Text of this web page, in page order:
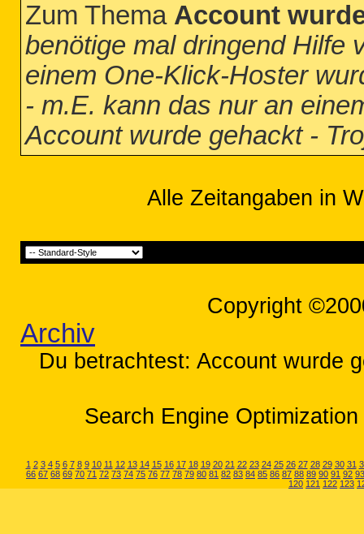
Zum Thema Account
benötige mal dringend Hilfe
einem One-Klick-Hoster
- m.E. kann das nur an
Account wurde gehackt -
Alle Zeitangaben in
Copyright
Archiv
Du betrachtest: Account wurde
Search Engine
1 2 3 4 5 6 7 8 9 10 11 12 13 14 15 16 17 18 19 20 21 22 23 24 25 26 27 28 29 30 31
66 67 68 69 70 71 72 73 74 75 76 77 78 79 80 81 82 83 84 85 86 87 88 89 90 91 92 93
120 121 122 123